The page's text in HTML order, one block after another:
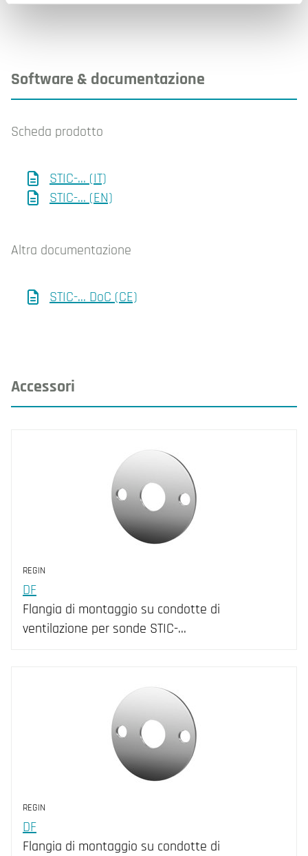
Software & documentazione
Scheda prodotto
STIC-... (IT)
STIC-... (EN)
Altra documentazione
STIC-... DoC (CE)
Accessori
REGIN
DF
Flangia di montaggio su condotte di
ventilazione per sonde STIC-...
REGIN
DF
Flangia di montaggio su condotte di